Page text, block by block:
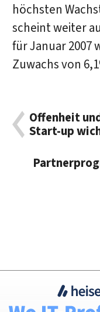
höchsten
scheint weiter
für Januar 2007
Zuwachs von
Offenheit
Start-up